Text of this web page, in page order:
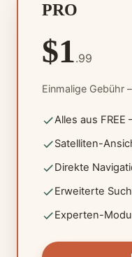
PRO
$1.99
Einmalige Gebühr
Alles aus FREE
Satelliten-
Direkte
Erweiterte
Experten-